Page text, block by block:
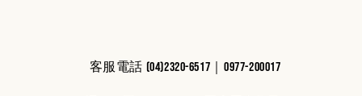
客服電話 (04)2320-6517｜0977-200017